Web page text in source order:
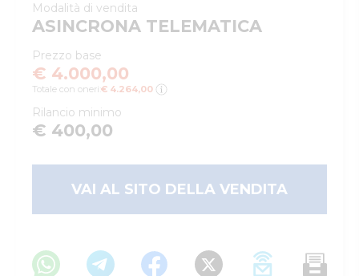
Modalità di vendita
ASINCRONA TELEMATICA
Prezzo base
€ 4.000,00
Totale con oneri: € 4.264,00
Rilancio minimo
€ 400,00
VAI AL SITO DELLA VENDITA